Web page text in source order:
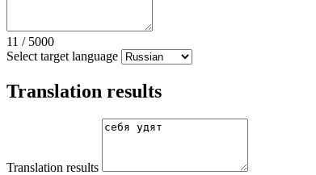
11 / 5000
Select target language
Translation results
Translation results